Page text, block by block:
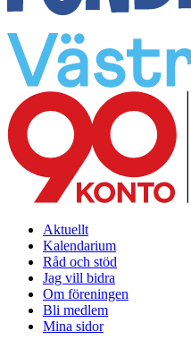
Aktuellt
Kalendarium
Råd och stöd
Jag vill bidra
Om föreningen
Bli medlem
Mina sidor